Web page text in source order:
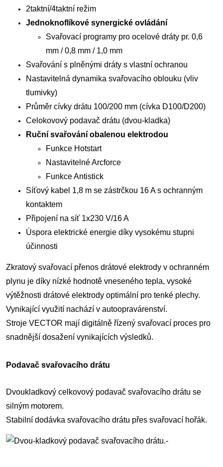
2taktní/4taktní režim
Jednoknoflíkové synergické ovládání
Svařovací programy pro ocelové dráty pr. 0,6
mm / 0,8 mm / 1,0 mm
Svařování s plněnými dráty s vlastní ochranou
Nastavitelná dynamika svařovacího oblouku (vliv
tlumivky)
Průměr cívky drátu 100/200 mm (cívka D100/D200)
Celokovový podavač drátu (dvou-kladka)
Ruční svařování obalenou elektrodou
Funkce Hotstart
Nastavitelné Arcforce
Funkce Antistick
Síťový kabel 1,8 m se zástrčkou 16 A s ochranným
kontaktem
Připojení na síť 1x230 V/16 A
Úspora elektrické energie díky vysokému stupni
účinnosti
Zkratový svařovací přenos drátové elektrody v ochranném
plynu je díky nízké hodnotě vneseného tepla, vysoké
výtěžnosti drátové elektrody optimální pro tenké plechy.
Vynikající využití nachází v autoopravárenství.
Stroje VECTOR mají digitálně řízený svařovací proces pro
snadnější dosažení vynikajících výsledků.
Podavač svařovacího drátu
Dvoukladkový celkovový podavač svařovacího drátu se
silným motorem.
Stabilní dodávka svařovacího drátu přes svařovací hořák.